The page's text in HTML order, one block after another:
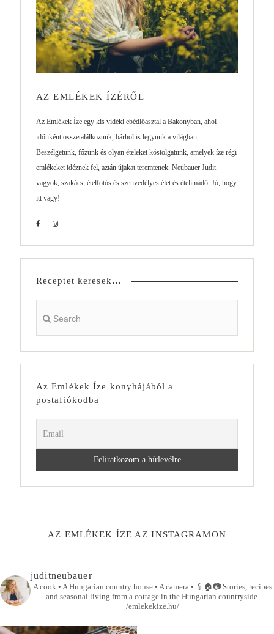
AZ EMLÉKEK ÍZÉRŐL
Az Emlékek Íze egy kis vidéki ebédlőasztal a Bakonyban, ahol
időnként összetalálkozunk, bárhol is legyünk a világban.
Beszélgetünk, főzünk és olyan ételeket kóstolgatunk, amelyek íze régi
emlékeket idéznek fel, aztán újakat teremtenek. Neubauer Judit
vagyok, szakács, ételfotós és szenvedélyes élet és ételimádó. Jó, hogy
itt vagy!
Receptet keresek…
Az Emlékek Íze konyhájából a
postafiókodba
AZ EMLÉKEK ÍZE AZ INSTAGRAMON
juditneubauer
A cook • A Hungarian country house • A camera • 🥄🏠📷Stories, recipes
and seasonal living from a cottage in the Hungarian countryside.
/emlekekize.hu/